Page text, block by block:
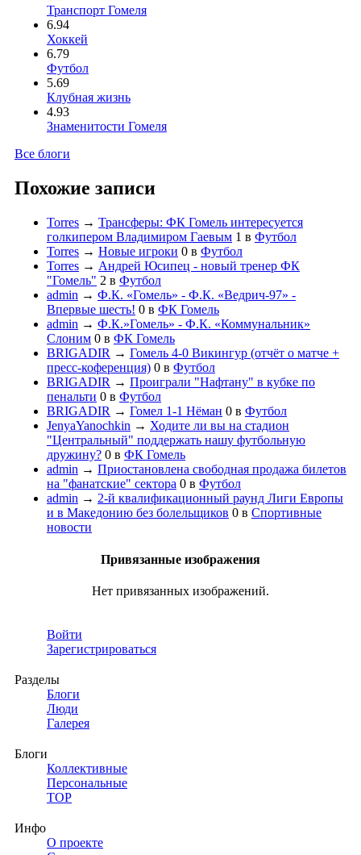
Транспорт Гомеля
6.94
Хоккей
6.79
Футбол
5.69
Клубная жизнь
4.93
Знаменитости Гомеля
Все блоги
Похожие записи
Torres → Трансферы: ФК Гомель интересуется
голкипером Владимиром Гаевым 1 в Футбол
Torres → Новые игроки 0 в Футбол
Torres → Андрей Юсипец - новый тренер ФК
"Гомель" 2 в Футбол
admin → Ф.К. «Гомель» - Ф.К. «Ведрич-97» -
Впервые шесть! 0 в ФК Гомель
admin → Ф.К.»Гомель» - Ф.К. «Коммунальник»
Слоним 0 в ФК Гомель
BRIGADIR → Гомель 4-0 Викингур (отчёт о матче +
пресс-коференция) 0 в Футбол
BRIGADIR → Проиграли "Нафтану" в кубке по
пенальти 0 в Футбол
BRIGADIR → Гомел 1-1 Нёман 0 в Футбол
JenyaYanochkin → Ходите ли вы на стадион
"Центральный" поддержать нашу футбольную
дружину? 0 в ФК Гомель
admin → Приостановлена свободная продажа билетов
на "фанатские" сектора 0 в Футбол
admin → 2-й квалификационный раунд Лиги Европы
и в Македонию без болельщиков 0 в Спортивные
новости
Привязанные изображения
Нет привязанных изображений.
Войти
Зарегистрироваться
Разделы
Блоги
Люди
Галерея
Блоги
Коллективные
Персональные
TOP
Инфо
О проекте